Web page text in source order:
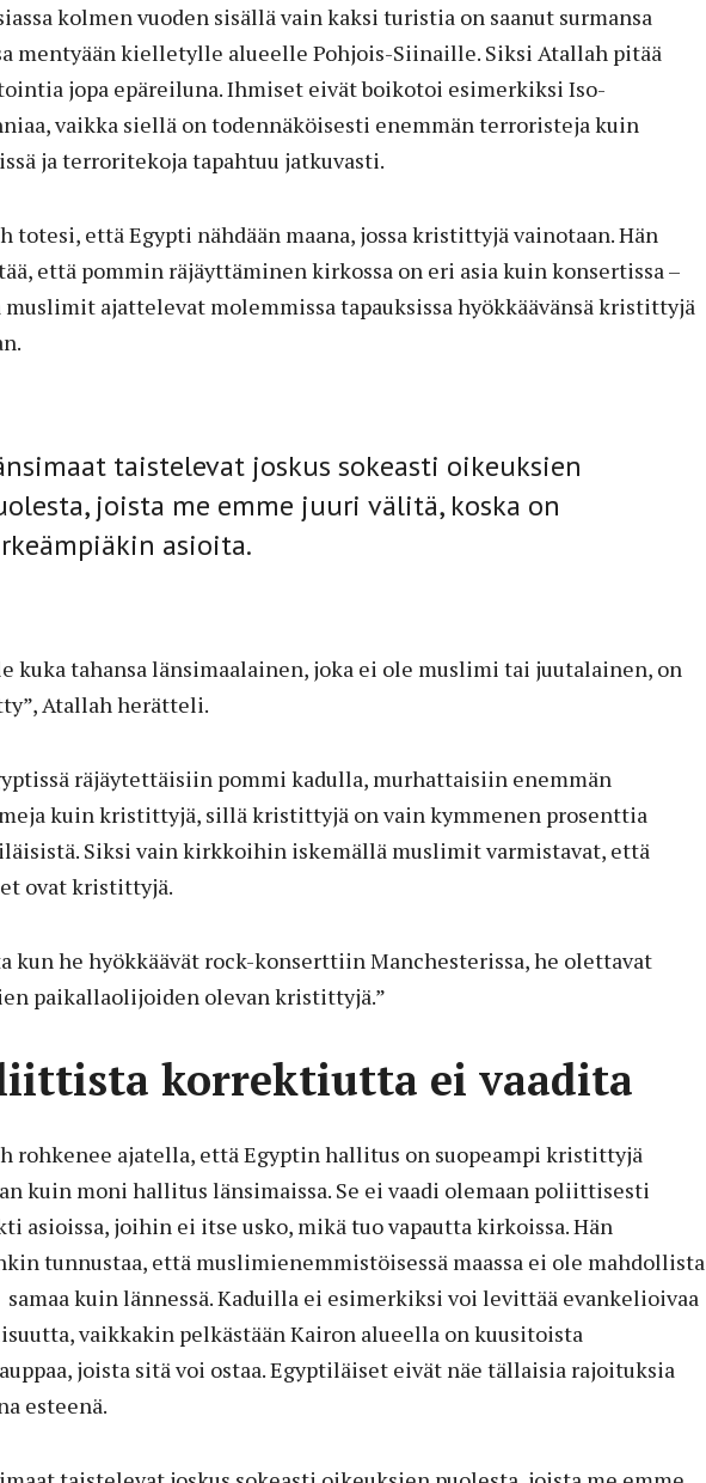
kolmen vuoden sisällä vain kaksi turistia on saanut surmansa
mentyään kielletylle alueelle Pohjois-Siinaille. Siksi Atallah pitää
jopa epäreiluna. Ihmiset eivät boikotoi esimerkiksi Iso-
vaikka siellä on todennäköisesti enemmän terroristeja kuin
ja terroritekoja tapahtuu jatkuvasti.
totesi, että Egypti nähdään maana, jossa kristittyjä vainotaan. Hän
että pommin räjäyttäminen kirkossa on eri asia kuin konsertissa –
ajattelevat molemmissa tapauksissa hyökkäävänsä kristittyjä
taistelevat joskus sokeasti oikeuksien
joista me emme juuri välitä, koska on
asioita.
kuka tahansa länsimaalainen, joka ei ole muslimi tai juutalainen, on
Atallah herätteli.
räjäytettäisiin pommi kadulla, murhattaisiin enemmän
kuin kristittyjä, sillä kristittyjä on vain kymmenen prosenttia
Siksi vain kirkkoihin iskemällä muslimit varmistavat, että
ovat kristittyjä.
kun he hyökkäävät rock-konserttiin Manchesterissa, he olettavat
paikallaolijoiden olevan kristittyjä.”
korrektiutta ei vaadita
rohkenee ajatella, että Egyptin hallitus on suopeampi kristittyjä
kuin moni hallitus länsimaissa. Se ei vaadi olemaan poliittisesti
asioissa, joihin ei itse usko, mikä tuo vapautta kirkoissa. Hän
tunnustaa, että muslimi­enemmistöisessä maassa ei ole mahdollista
kuin lännessä. Kaduilla ei esimerkiksi voi levittää evankelioivaa
vaikkakin pelkästään Kairon alueella on kuusitoista
joista sitä voi ostaa. Egyptiläiset eivät näe tällaisia rajoituksia
esteenä.